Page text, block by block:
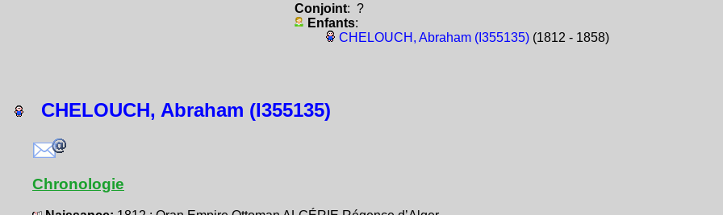
Conjoint: ?
Enfants:
CHELOUCH, Abraham (I355135) (1812 - 1858)
CHELOUCH, Abraham (I355135)
Chronologie